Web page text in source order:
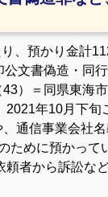
、預かり金計
文書偽造・同
43）＝同県東海
年10月下旬
通信事業会社
ために預かって
者から訴訟な